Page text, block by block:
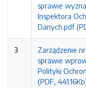
sprawie
Inspektora
Danych.pdf
3
Zarządzenie
sprawie
Polityki
(PDF,